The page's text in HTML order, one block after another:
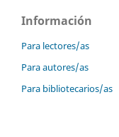
Información
Para lectores/as
Para autores/as
Para bibliotecarios/as